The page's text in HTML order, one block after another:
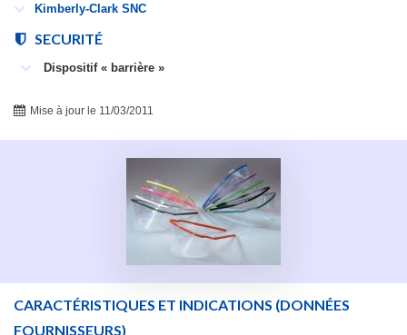
Kimberly-Clark SNC
SECURITÉ
Dispositif « barrière »
Mise à jour le 11/03/2011
CARACTÉRISTIQUES ET INDICATIONS (DONNÉES
FOURNISSEURS)